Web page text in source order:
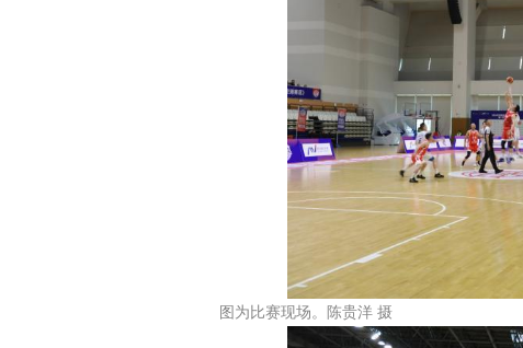
图为比赛现场。陈贵洋 摄